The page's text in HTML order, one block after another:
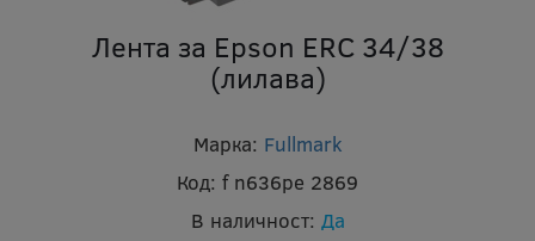
Лента за Epson ERC 34/38
(лилава)
Марка: Fullmark
Код: f n636pe 2869
В наличност: Да